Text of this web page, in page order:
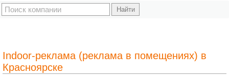
Indoor-реклама (реклама в помещениях) в
Красноярске